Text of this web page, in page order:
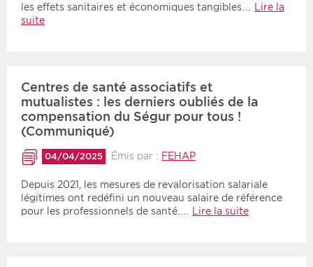
les effets sanitaires et économiques tangibles…
Lire la
suite
Centres de santé associatifs et
mutualistes : les derniers oubliés de la
compensation du Ségur pour tous !
(Communiqué)
04/04/2025 Émis par : FEHAP
Depuis 2021, les mesures de revalorisation salariale
légitimes ont redéfini un nouveau salaire de référence
pour les professionnels de santé.…
Lire la suite